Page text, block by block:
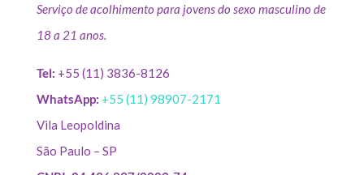
Serviço de acolhimento para jovens do sexo masculino de
18 a 21 anos.
Tel: +55 (11) 3836-8126
WhatsApp: +55 (11) 98907-2171
Vila Leopoldina
São Paulo – SP